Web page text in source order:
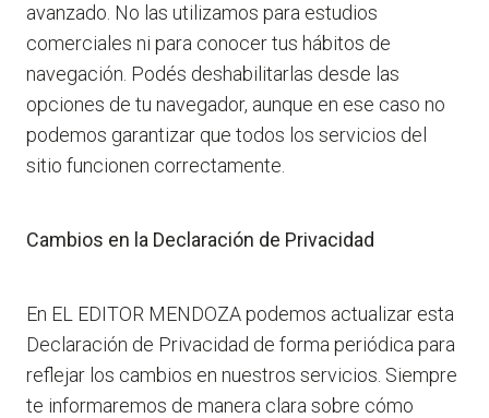
avanzado. No las utilizamos para estudios
comerciales ni para conocer tus hábitos de
navegación. Podés deshabilitarlas desde las
opciones de tu navegador, aunque en ese caso no
podemos garantizar que todos los servicios del
sitio funcionen correctamente.
Cambios en la Declaración de Privacidad
En EL EDITOR MENDOZA podemos actualizar esta
Declaración de Privacidad de forma periódica para
reflejar los cambios en nuestros servicios. Siempre
te informaremos de manera clara sobre cómo